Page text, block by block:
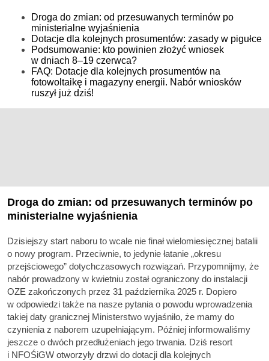
Droga do zmian: od przesuwanych terminów po
ministerialne wyjaśnienia
Dotacje dla kolejnych prosumentów: zasady w pigułce
Podsumowanie: kto powinien złożyć wniosek
w dniach 8–19 czerwca?
FAQ: Dotacje dla kolejnych prosumentów na
fotowoltaikę i magazyny energii. Nabór wniosków
ruszył już dziś!
Droga do zmian: od przesuwanych terminów po
ministerialne wyjaśnienia
Dzisiejszy start naboru to wcale nie finał wielomiesięcznej batalii
o nowy program. Przeciwnie, to jedynie łatanie „okresu
przejściowego” dotychczasowych rozwiązań. Przypomnijmy, że
nabór prowadzony w kwietniu został ograniczony do instalacji
OZE zakończonych przez 31 października 2025 r. Dopiero
w odpowiedzi także na nasze pytania o powodu wprowadzenia
takiej daty granicznej Ministerstwo wyjaśniło, że mamy do
czynienia z naborem uzupełniającym. Później informowaliśmy
jeszcze o dwóch przedłużeniach jego trwania. Dziś resort
i NFOŚiGW otworzyły drzwi do dotacji dla kolejnych